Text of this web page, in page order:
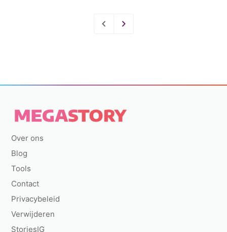
Over ons
Blog
Tools
Contact
Privacybeleid
Verwijderen
StoriesIG